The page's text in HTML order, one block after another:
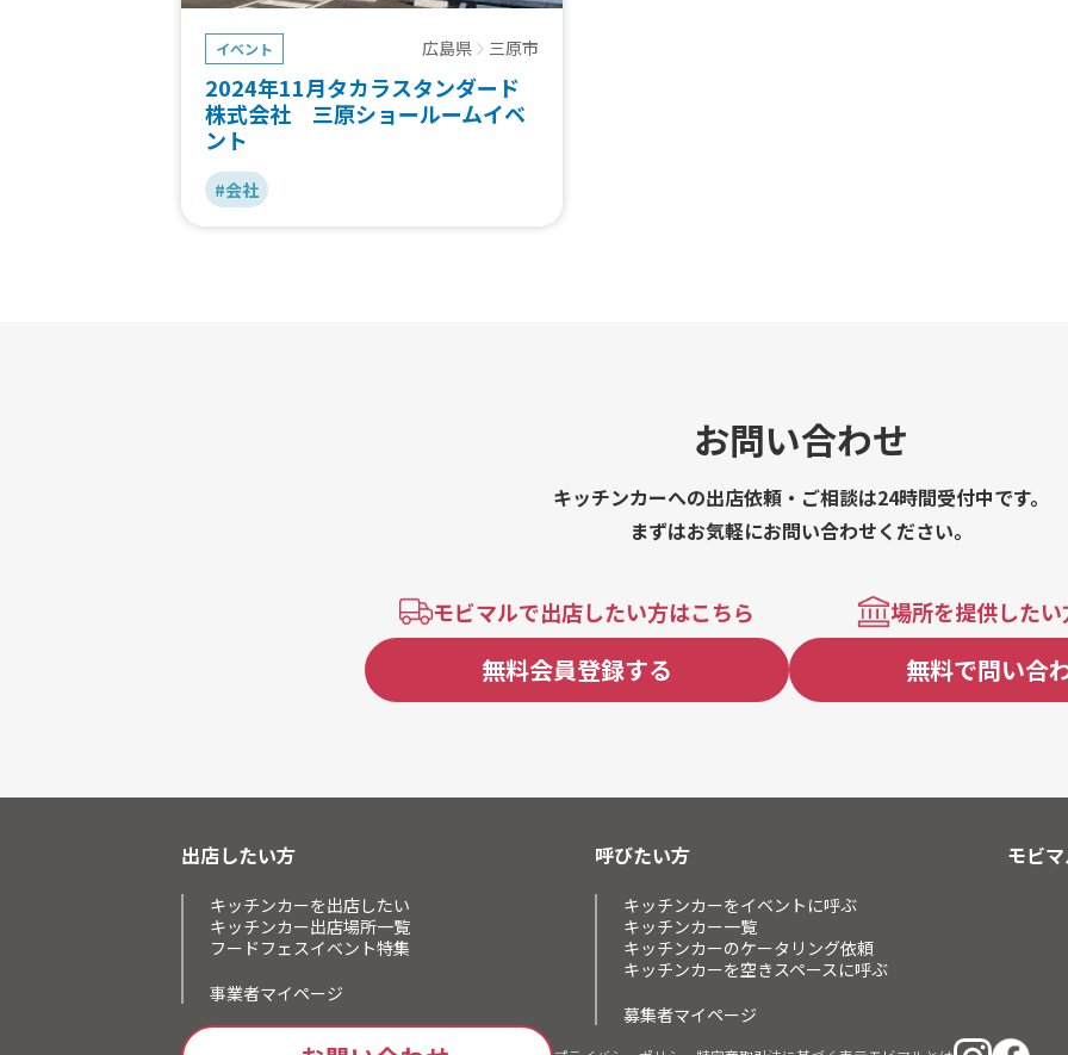
イベント 広島県 三原市
2024年11月タカラスタンダード
株式会社 三原ショールームイベ
ント
#会社
お問い合わせ
キッチンカーへの出店依頼・ご相談は24時間受付中です。
まずはお気軽にお問い合わせください。
モビマルで出店したい方はこちら
無料会員登録する
場所を提供した
無料で問い合
出店したい方
キッチンカーを出店したい
キッチンカー出店場所一覧
フードフェスイベント特集
事業者マイページ
呼びたい方
キッチンカーをイベントに呼ぶ
キッチンカー一覧
キッチンカーのケータリング依頼
キッチンカーを空きスペースに呼ぶ
募集者マイページ
モビ